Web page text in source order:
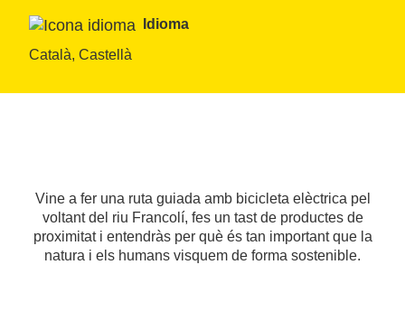
Idioma
Català, Castellà
Vine a fer una ruta guiada amb bicicleta elèctrica pel
voltant del riu Francolí, fes un tast de productes de
proximitat i entendràs per què és tan important que la
natura i els humans visquem de forma sostenible.